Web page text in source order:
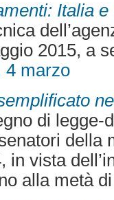
Italia e
2015, a
4 marzo
di legge-
della
in vista
alla metà